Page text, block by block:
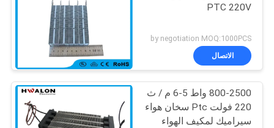
PTC 220V
by negotiation MOQ:1000PCS
الاتصال
800-2500 واط 5-6 م / ث
220 فولت Ptc سخان هواء
سيراميك لمكيف الهواء